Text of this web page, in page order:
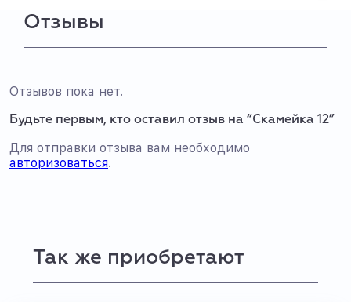
Отзывы
Отзывов пока нет.
Будьте первым, кто оставил отзыв на “Скамейка 12”
Для отправки отзыва вам необходимо
авторизоваться.
Так же приобретают